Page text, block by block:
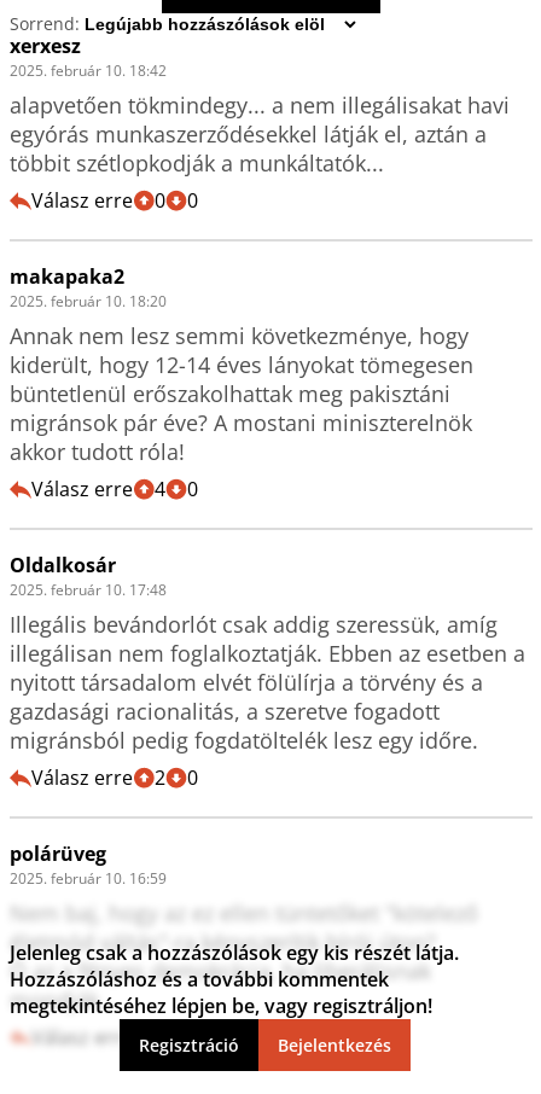
Sorrend:
xerxesz
2025. február 10. 18:42
alapvetően tökmindegy... a nem illegálisakat havi
egyórás munkaszerződésekkel látják el, aztán a
többit szétlopkodják a munkáltatók...
Válasz erre 0 0
makapaka2
2025. február 10. 18:20
Annak nem lesz semmi következménye, hogy
kiderült, hogy 12-14 éves lányokat tömegesen
büntetlenül erőszakolhattak meg pakisztáni
migránsok pár éve? A mostani miniszterelnök
akkor tudott róla!
Válasz erre 4 0
Oldalkosár
2025. február 10. 17:48
Illegális bevándorlót csak addig szeressük, amíg
illegálisan nem foglalkoztatják. Ebben az esetben a
nyitott társadalom elvét fölülírja a törvény és a
gazdasági racionalitás, a szeretve fogadott
migránsból pedig fogdatöltelék lesz egy időre.
Válasz erre 2 0
polárüveg
2025. február 10. 16:59
Nem baj, hogy az ez ellen tüntetőket "kötelező
életmód váltás"-ra kényszerítik bírói úton?
Ó az a fényes demokrácia, ha liberálisnak
mondják...
Válasz erre 4 0
Jelenleg csak a hozzászólások egy kis részét látja.
Hozzászóláshoz és a további kommentek
megtekintéséhez lépjen be, vagy regisztráljon!
Regisztráció Bejelentkezés